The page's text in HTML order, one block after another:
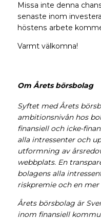
Missa inte denna
senaste inom
höstens arbete
Varmt välkomna!
Om Årets börsbolag
Syftet med Årets
ambitionsnivån hos
finansiell och icke-
alla intressenter och
utformning av
webbplats. En
bolagens alla
riskpremie och en
Årets börsbolag är
inom finansiell